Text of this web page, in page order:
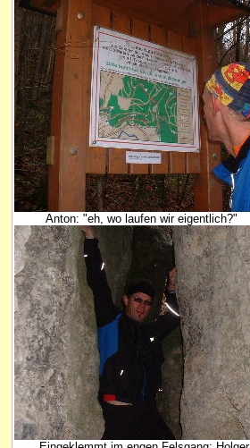
Anton: "eh, wo laufen wir eigentlich?"